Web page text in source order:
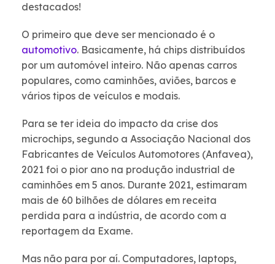
destacados!
O primeiro que deve ser mencionado é o
automotivo. Basicamente, há chips distribuídos
por um automóvel inteiro. Não apenas carros
populares, como caminhões, aviões, barcos e
vários tipos de veículos e modais.
Para se ter ideia do impacto da crise dos
microchips, segundo a Associação Nacional dos
Fabricantes de Veículos Automotores (Anfavea),
2021 foi o pior ano na produção industrial de
caminhões em 5 anos. Durante 2021, estimaram
mais de 60 bilhões de dólares em receita
perdida para a indústria, de acordo com a
reportagem da Exame.
Mas não para por aí. Computadores, laptops,